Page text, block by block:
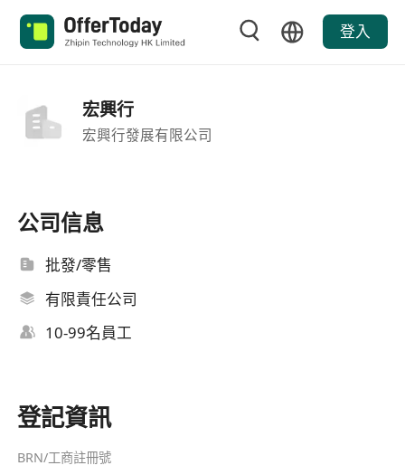
登入
宏興行
宏興行發展有限公司
公司信息
批發/零售
有限責任公司
10-99名員工
登記資訊
BRN/工商註冊號